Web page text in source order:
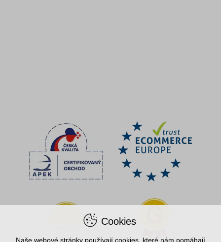
Cookies
Naše webové stránky používají cookies, které nám pomáhají